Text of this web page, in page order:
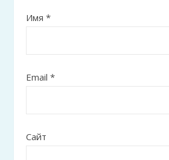
Имя *
Email *
Сайт